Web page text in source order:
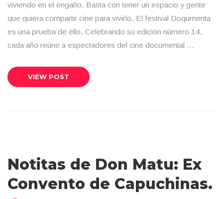
viviendo en el engaño. Basta con tener un espacio y gente
que quiera compartir cine para vivirlo. El festival Doqumenta
es una prueba de ello. Celebrando su edición número 14,
cada año reúne a espectadores del cine documental …
VIEW POST
Notitas de Don Matu: Ex
Convento de Capuchinas.